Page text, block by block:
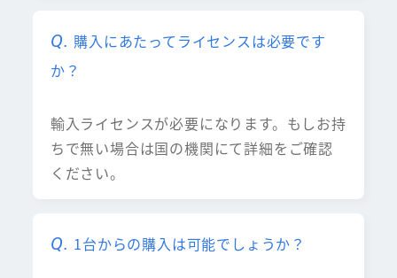
購入にあたってライセンスは必要です
か？
輸入ライセンスが必要になります。もしお持
ちで無い場合は国の機関にて詳細をご確認
ください。
1台からの購入は可能でしょうか？